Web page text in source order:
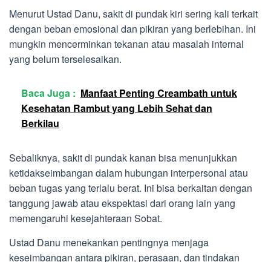
Menurut Ustad Danu, sakit di pundak kiri sering kali terkait
dengan beban emosional dan pikiran yang berlebihan. Ini
mungkin mencerminkan tekanan atau masalah internal
yang belum terselesaikan.
Baca Juga : Manfaat Penting Creambath untuk
Kesehatan Rambut yang Lebih Sehat dan
Berkilau
Sebaliknya, sakit di pundak kanan bisa menunjukkan
ketidakseimbangan dalam hubungan interpersonal atau
beban tugas yang terlalu berat. Ini bisa berkaitan dengan
tanggung jawab atau ekspektasi dari orang lain yang
memengaruhi kesejahteraan Sobat.
Ustad Danu menekankan pentingnya menjaga
keseimbangan antara pikiran, perasaan, dan tindakan